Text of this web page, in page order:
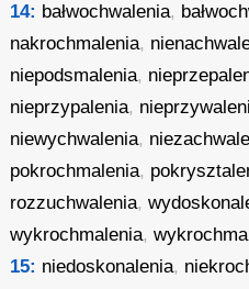
14: bałwochwalenia,
nakrochmalenia,
niepodsmalenia,
nieprzypalenia,
niewychwalenia,
pokrochmalenia,
rozzuchwalenia,
wykrochmalenia,
15: niedoskonalenia,